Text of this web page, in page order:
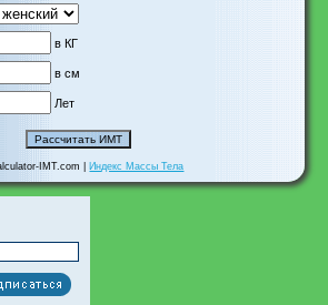
в КГ
в см
Лет
IMT.com | Индекс Массы Тела